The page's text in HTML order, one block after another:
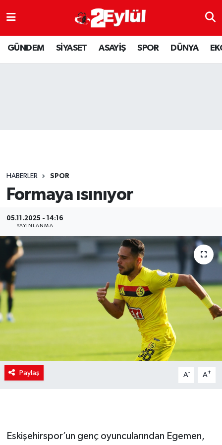
GÜNDEM SİYASET ASAYİŞ SPOR DÜNYA
HABERLER SPOR
Formaya ısınıyor
05.11.2025 - 14:16
YAYINLANMA
Paylaş A- A+
Eskişehirspor’un genç oyuncularından Egemen,
ASAYİŞ
DÜNYA
SPOR
YAŞAM
Nöbetçi Eczaneler
Hava Durumu
Son Dakika Haberleri
Haber Arşivi